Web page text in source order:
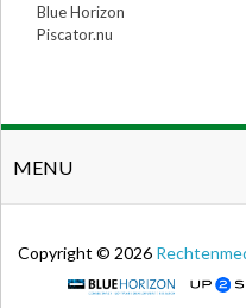
Blue Horizon
Piscator.nu
MENU
Copyright © 2026